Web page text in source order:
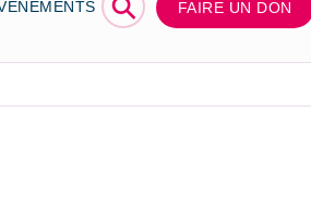
FAIRE UN DON